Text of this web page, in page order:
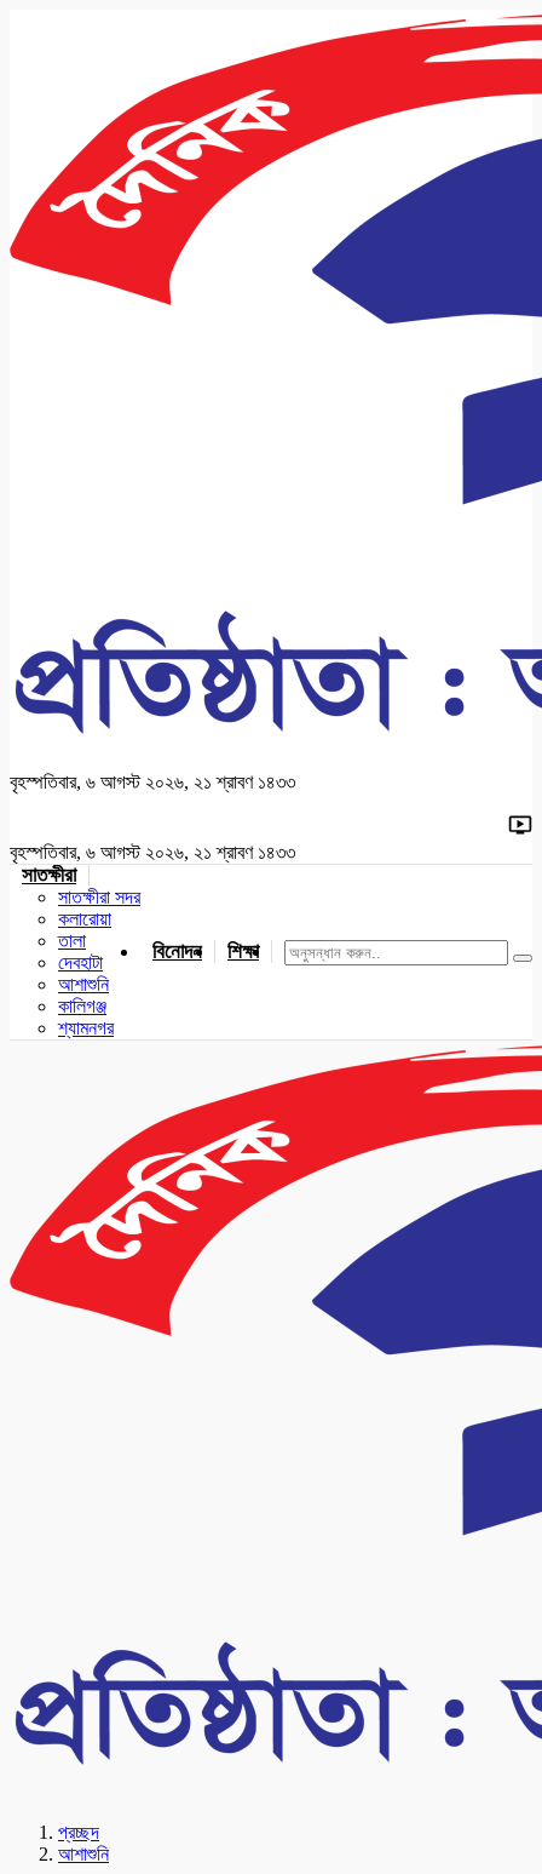
বৃহস্পতিবার, ৬ আগস্ট ২০২৬, ২১ শ্রাবণ ১৪৩৩
বৃহস্পতিবার, ৬ আগস্ট ২০২৬, ২১ শ্রাবণ ১৪৩৩
সাতক্ষীরা
সাতক্ষীরা সদর
কলারোয়া
তালা
দেবহাটা
আশাশুনি
কালিগঞ্জ
শ্যামনগর
বিনোদন শিক্ষা খেলাধুলা জাতীয় যশোর
প্রচ্ছদ
আশাশুনি